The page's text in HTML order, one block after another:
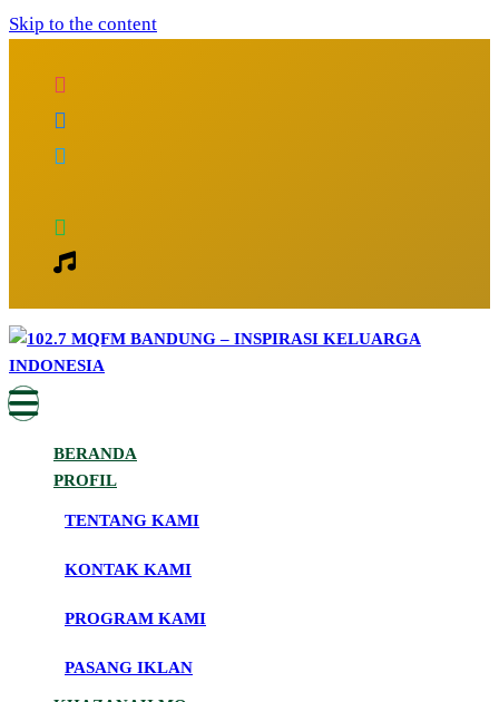
Skip to the content
102.7 MQFM Bandung – Inspirasi
Keluarga Indonesia
Inspirasi Keluarga Indonesia
BERANDA
PROFIL
TENTANG KAMI
KONTAK KAMI
PROGRAM KAMI
PASANG IKLAN